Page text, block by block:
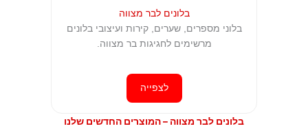
בלונים לבר מצווה
בלוני מספרים, שערים, קירות ועיצובי בלונים
מרשימים לחגיגות בר מצווה.
לצפייה
בלונים לבר מצווה – המוצרים החדשים שלנו